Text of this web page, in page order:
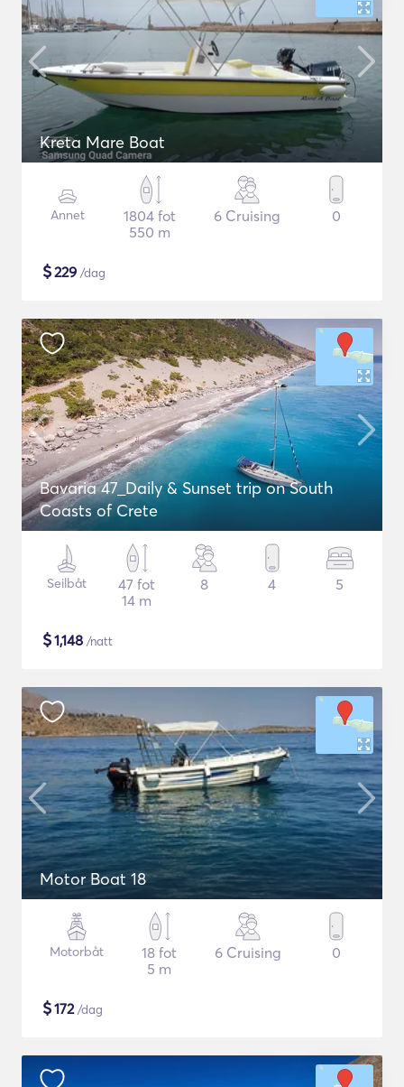
Kreta Mare Boat
Annet
1804 fot
550 m
6 Cruising 0
$229 /dag
Bavaria 47_Daily & Sunset trip on South
Coasts of Crete
Seilbåt
47 fot
14 m
8 4 5
$1,148 /natt
Motor Boat 18
Motorbåt
18 fot
5 m
6 Cruising 0
$172/dag